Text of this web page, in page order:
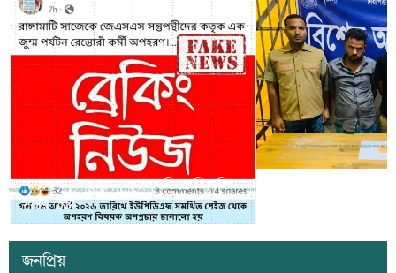
সাজেকে অপহরণের গুজব ছড়িয়ে বিভ্রান্তি
সৃষ্টির চেষ্টা
জনপ্রিয়